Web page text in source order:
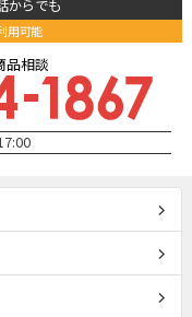
からでも
用可能
品相談